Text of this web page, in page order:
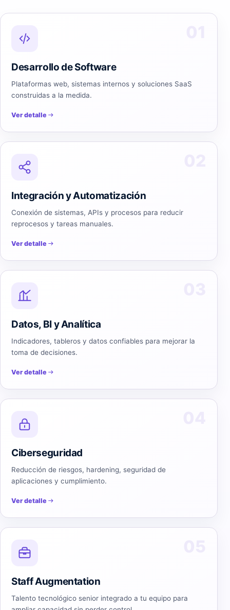
Desarrollo de Software
Plataformas web, sistemas internos y soluciones SaaS
construidas a la medida.
Ver detalle
Integración y Automatización
Conexión de sistemas, APIs y procesos para reducir
reprocesos y tareas manuales.
Ver detalle
Datos, BI y Analítica
Indicadores, tableros y datos confiables para mejorar la
toma de decisiones.
Ver detalle
Ciberseguridad
Reducción de riesgos, hardening, seguridad de
aplicaciones y cumplimiento.
Ver detalle
Staff Augmentation
Talento tecnológico senior integrado a tu equipo para